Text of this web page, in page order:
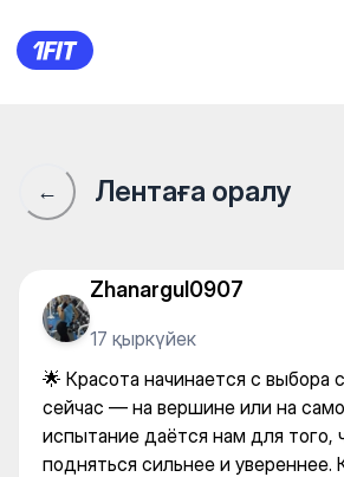
🌟 Красота
← Лентаға оралу
Zhanargul0907
17 қыркүйек
🌟 Красота начинается с выбора
сейчас — на вершине или на
испытание даётся нам для того,
подняться сильнее и увереннее.